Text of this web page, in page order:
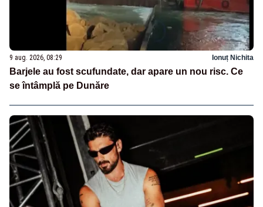
9 aug. 2026, 08:29 Ionuț Nichita
Barjele au fost scufundate, dar apare un nou risc. Ce
se întâmplă pe Dunăre